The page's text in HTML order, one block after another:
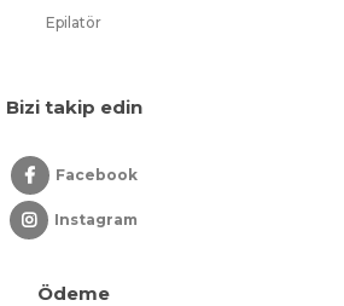
Epilatör
Bizi takip edin
Facebook
Instagram
Ödeme